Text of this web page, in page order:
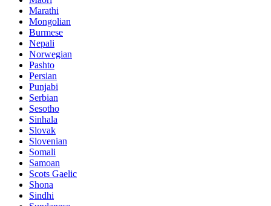
Marathi
Mongolian
Burmese
Nepali
Norwegian
Pashto
Persian
Punjabi
Serbian
Sesotho
Sinhala
Slovak
Slovenian
Somali
Samoan
Scots Gaelic
Shona
Sindhi